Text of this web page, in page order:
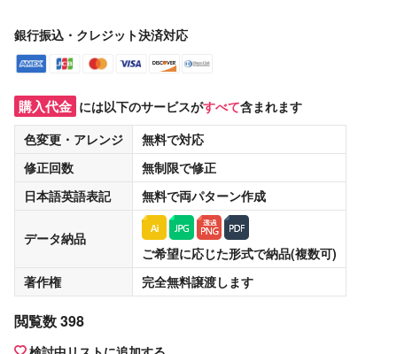
銀行振込・クレジット決済対応
購入代金 には以下のサービスがすべて含まれます
色変更・アレンジ
無料で対応
修正回数
無制限で修正
日本語英語表記
無料で両パターン作成
データ納品
ご希望に応じた形式で納品(複数可)
著作権
完全無料譲渡します
閲覧数 398